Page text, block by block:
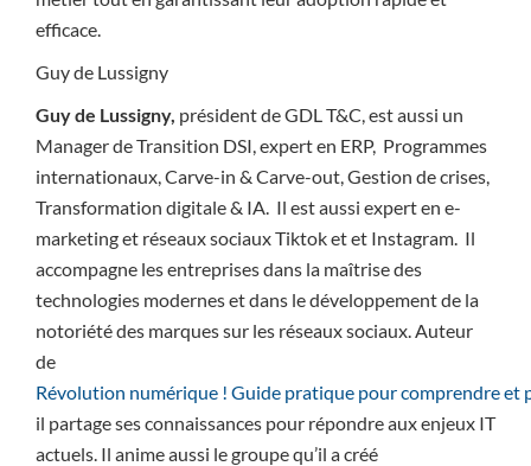
efficace.
Guy de Lussigny
Guy de Lussigny, président de GDL T&C,est aussi un
Manager de Transition DSI, expert en ERP, Programmes
internationaux, Carve-in & Carve-out, Gestion de crises,
Transformation digitale & IA. Il est aussi expert en e-
marketing et réseaux sociaux Tiktok et et Instagram. Il
accompagne les entreprises dans la maîtrise des
technologies modernes et dans le développement de la
notoriété des marques sur les réseaux sociaux. Auteur
de
Révolution numérique ! Guide pratique pour comprendre et
il partage ses connaissances pour répondre aux enjeux IT
actuels. Il anime aussi le groupe qu’il a créé